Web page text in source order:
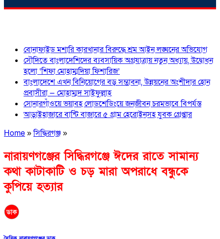
বোনাফাইড মশারি কারখানার বিরুদ্ধে শ্রম আইন লঙ্ঘনের অভিযোগ
সৌদিতে বাংলাদেশিদের ব্যবসায়িক অগ্রযাত্রায় নতুন অধ্যায়, উদ্বোধন
হলো ‘শিফা মোহাম্মদিয়া ফিশারিজ’
বাংলাদেশে এখন বিনিয়োগের বড় সম্ভাবনা, উন্নয়নের অংশীদার হোন
প্রবাসীরা — মোহাম্মদ সাইফুল্লাহ্
সোনারগাঁওয়ে ভয়াবহ লোডশেডিংয়ে জনজীবন চরমভাবে বিপর্যস্ত
আড়াইহাজারে বান্টি বাজারে ৫ গ্রাম হেরোইনসহ যুবক গ্রেপ্তার
Home»সিদ্ধিরগঞ্জ»
নারায়ণগঞ্জের সিদ্ধিরগঞ্জে ঈদের রাতে সামান্য
কথা কাটাকাটি ও চড় মারা অপরাধে বন্ধুকে
কুপিয়ে হত্যার